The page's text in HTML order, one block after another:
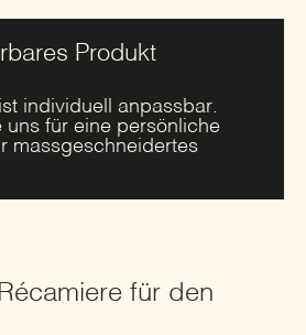
Produkt
individuell anpassbar.
uns für eine persönliche
massgeschneidertes
für den